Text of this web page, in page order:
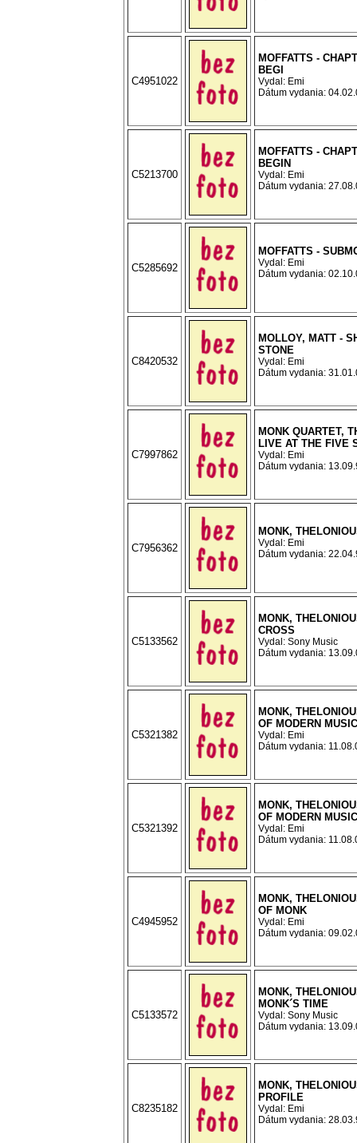
C4951022
MOFFATTS -
BEGI
Vydal: Emi
Dátum vydania:
C5213700
MOFFATTS -
BEGIN
Vydal: Emi
Dátum vydania:
C5285692
MOFFATTS -
Vydal: Emi
Dátum vydania:
C8420532
MOLLOY, MATT -
STONE
Vydal: Emi
Dátum vydania:
C7997862
MONK QUARTET,
LIVE AT THE FIVE
Vydal: Emi
Dátum vydania:
C7956362
MONK,
Vydal: Emi
Dátum vydania:
C5133562
MONK,
CROSS
Vydal: Sony Music
Dátum vydania:
C5321382
MONK,
OF MODERN MUSIC
Vydal: Emi
Dátum vydania:
C5321392
MONK,
OF MODERN MUSIC
Vydal: Emi
Dátum vydania:
C4945952
MONK,
OF MONK
Vydal: Emi
Dátum vydania:
C5133572
MONK,
MONK´S TIME
Vydal: Sony Music
Dátum vydania:
C8235182
MONK,
PROFILE
Vydal: Emi
Dátum vydania: